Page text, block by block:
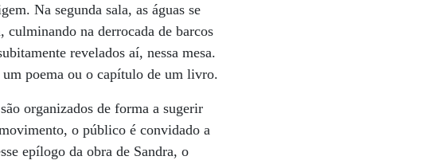
Na segunda sala, as águas se
culminando na derrocada de barcos
revelados aí, nessa mesa.
um poema ou o capítulo de um livro.
organizados de forma a sugerir
o público é convidado a
epílogo da obra de Sandra, o